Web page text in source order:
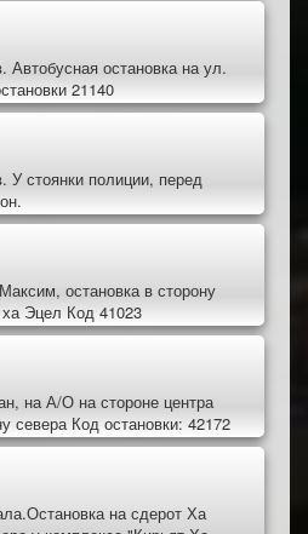
остановка на ул.
21140
стоянки полиции, перед
остановка в сторону
Эцел Код 41023
на А/О на стороне центра
севера Код остановки: 42172
на сдерот Ха